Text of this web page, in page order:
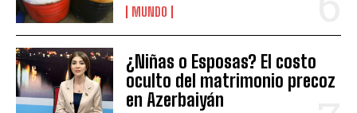
MUNDO
¿Niñas o Esposas? El costo
oculto del matrimonio precoz
en Azerbaiyán